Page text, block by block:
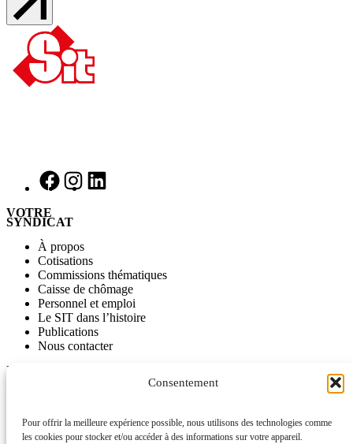
Consentement
Pour offrir la meilleure expérience possible, nous utilisons des technologies comme
les cookies pour stocker et/ou accéder à des informations sur votre appareil.
VOTRE
SYNDICAT
À propos
Cotisations
Commissions thématiques
Caisse de chômage
Personnel et emploi
Le SIT dans l’histoire
Publications
Nous contacter
INFORMATIONS
Nos vidéos
L’ancien site du SIT disponible comme archive